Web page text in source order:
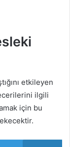
etkileyen
ilgili
için bu